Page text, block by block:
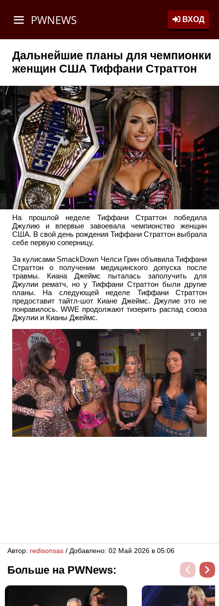
PWNEWS ВХОД
Дальнейшие планы для чемпионки
женщин США Тиффани Страттон
На прошлой неделе Тиффани Страттон победила
Джулию и впервые завоевала чемпионство женщин
США. В свой день рождения Тиффани Страттон выбрала
себе первую соперницу.
За кулисами SmackDown Челси Грин объявила Тиффани
Страттон о получении медицинского допуска после
травмы. Киана Джеймс пыталась заполучить для
Джулии рематч, но у Тиффани Страттон были другие
планы. На следующей неделе Тиффани Страттон
предоставит тайтл-шот Киане Джеймс. Джулие это не
понравилось. WWE продолжают тизерить распад союза
Джулии и Кианы Джеймс.
Автор: redisonsas / Добавлено: 02 Май 2026 в 05:06
Больше на PWNews: